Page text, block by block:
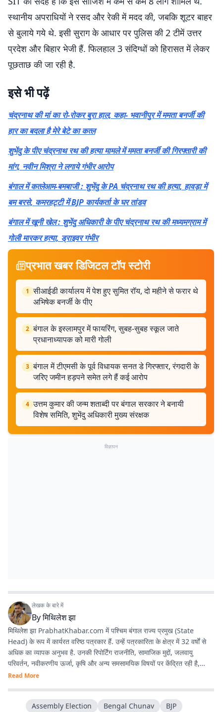
स्थानीय अपराधियों ने रसद और रेकी में मदद की, जबकि शूटर बाहर
से बुलाये गये थे. इसी सुराग के आधार पर पुलिस की 2 टीमें उत्तर
प्रदेश और बिहार भेजी हैं. फिलहाल 3 संदिग्धों को हिरासत में लेकर
पूछताछ की जा रही है.
इसे भी पढ़ें
चंद्रनाथ की मां का रो-रोकर बुरा हाल, कहा- भवानीपुर में ममता बनर्जी की
हार का बदला है मेरे बेटे का कत्ल
शुभेंदु के पीए चंद्रनाथ रथ की हत्या मामले में ममता बनर्जी की गिरफ्तारी की
मांग, नवीन मिश्रा ने लगाये गंभीर आरोप
बंगाल में कत्लेआम-बमबाजी : शुभेंदु के PA चंद्रनाथ रथ की हत्या, हावड़ा में
बम बरसे, कमरहट्टी में BJP कार्यकर्ता के घर तांडव
बंगाल में खूनी खेल : शुभेंदु अधिकारी के पीए चंद्रनाथ रथ की मध्यमग्राम में
गोली मारकर हत्या, ड्राइवर गंभीर
प्रभात खबर डिजिटल टॉप स्टोरी
1 सीआईडी ​​कार्यालय में पेश हुए सुमित रॉय, दो महीने से फरार थे
अभिषेक बनर्जी के पीए
2 बंगाल के इस्लामपुर में फायरिंग, सुबह-सुबह स्कूल जाते
प्रधानाध्यापक को मारी गोली
3 बंगाल में टीएमसी के पूर्व विधायक सनत डे गिरफ्तार, रंगदारी के
जरिए जमीन हड़पने समेत लगे हैं कई आरोप
4 उत्तम कुमार की जन्म शताब्दी पर बंगाल सरकार ने बनायी
विशेष समिति, शुभेंदु अधिकारी मुख्य संरक्षक
विज्ञापन
लेखक के बारे में
Byमिथिलेश झा
मिथिलेश झा PrabhatKhabar.com में पश्चिम बंगाल राज्य प्रमुख (State
Head) के रूप में कार्यरत वरिष्ठ पत्रकार हैं. उन्हें पत्रकारिता के क्षेत्र में 32 वर्षों से
अधिक का व्यापक अनुभव है. उनकी रिपोर्टिंग राजनीति, सामाजिक मुद्दों, जलवायु
परिवर्तन, नवीकरणीय ऊर्जा, कृषि और अन्य समसामयिक विषयों पर केंद्रित रही है,
जिससे वे क्षेत्रीय पत्रकारिता में एक विश्वसनीय और प्रामाणिक पत्रकार के रूप में
(prabhatkhabar.com) में पश्चिम बंगाल के स्टेट हेड की भूमिका में हैं. वे डिजिटल
Read More
Assembly Election Bengal Chunav
BJP